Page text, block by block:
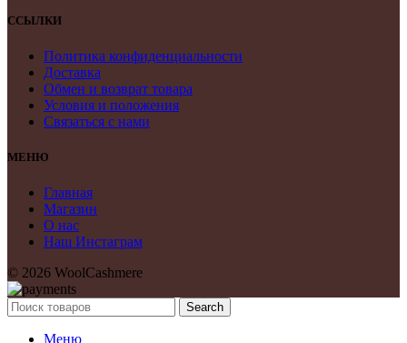
ССЫЛКИ
Политика конфиденциальности
Доставка
Обмен и возврат товара
Условия и положения
Связаться с нами
МЕНЮ
Главная
Магазин
О нас
Наш Инстаграм
© 2026 WoolCashmere
Search
Меню